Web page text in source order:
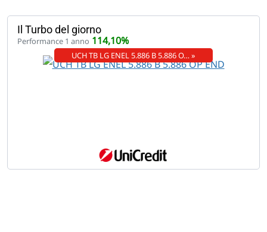
Il Turbo del giorno
Performance 1 anno 114,10%
UCH TB LG ENEL 5.886 B 5.886 O… »